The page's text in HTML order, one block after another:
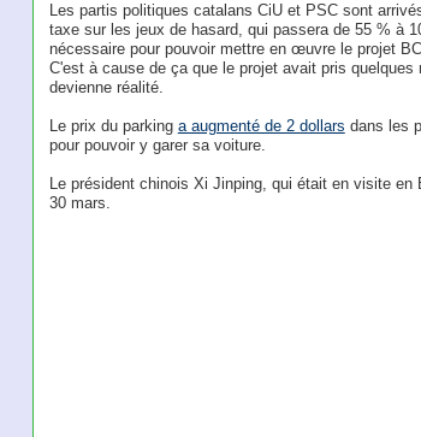
Les partis politiques catalans CiU et PSC sont
taxe sur les jeux de hasard, qui passera de 55 % à
nécessaire pour pouvoir mettre en œuvre le projet
C'est à cause de ça que le projet avait pris
devienne réalité.
Le prix du parking a augmenté de 2 dollars dans les
pour pouvoir y garer sa voiture.
Le président chinois Xi Jinping, qui était en visite en
30 mars.